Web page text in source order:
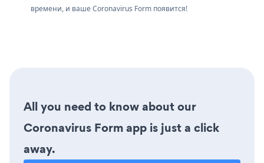
времени, и ваше Coronavirus Form появится!
All you need to know about our
Coronavirus Form app is just a click
away.